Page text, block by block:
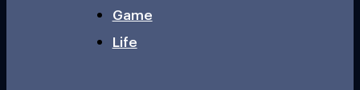
Game
Life